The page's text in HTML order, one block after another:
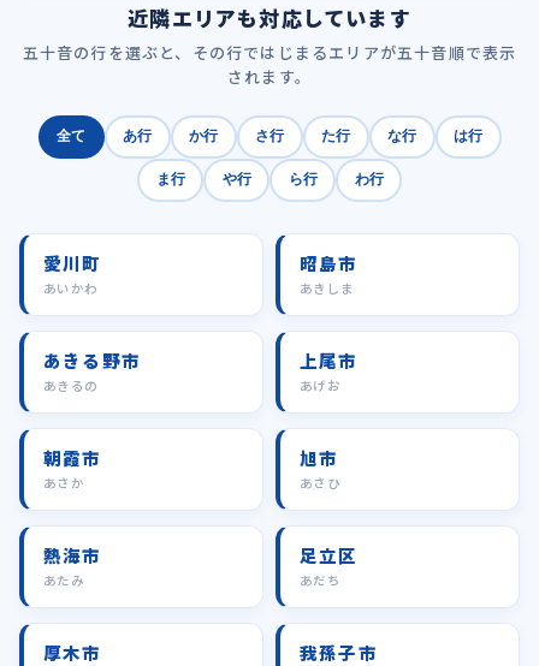
近隣エリアも対応しています
五十音の行を選ぶと、その行ではじまるエリアが五十音順で表示
されます。
全て あ行 か行 さ行 た行 な行 は行
ま行 や行 ら行 わ行
愛川町
あいかわ
昭島市
あきしま
あきる野市
あきるの
上尾市
あげお
朝霞市
あさか
旭市
あさひ
熱海市
あたみ
足立区
あだち
厚木市 我孫子市